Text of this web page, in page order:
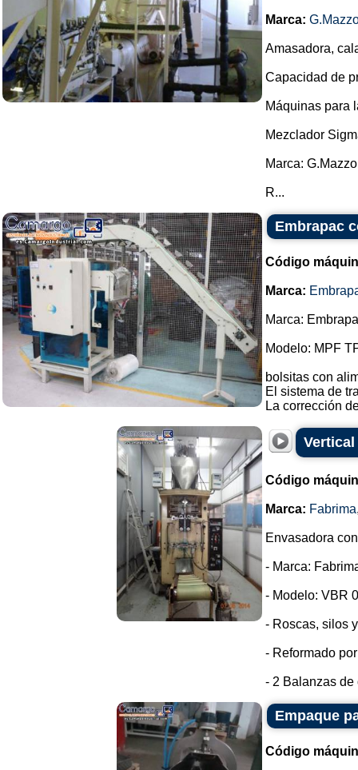
Marca:
Amasadora,
Capacidad de
Máquinas para
Mezclador
Marca:
R...
Embrapac
Código
Marca:
Marca:
Modelo: MPF
bolsitas con
El sistema de
La corrección
Vertical
Código
Marca: Fabrima
Envasadora
- Marca:
- Modelo: VBR
- Roscas, silos
- Reformado
- 2 Balanzas de
Empaque
Código